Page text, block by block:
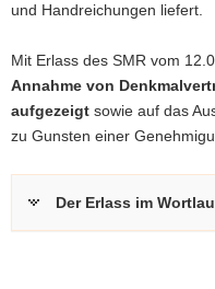
und Handreichungen liefert.
Mit Erlass des SMR vom
Annahme von
aufgezeigt sowie auf das
zu Gunsten einer
Der Erlass im